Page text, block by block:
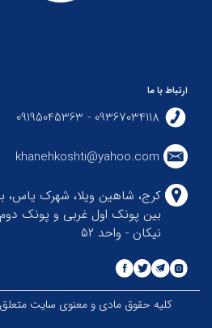
ارتباط با ما
09367034118 - 09195045363
khanehkoshti@yahoo.com
کرج، شاهین ویلا، شهرک یاس،
بین پونک اول غربی و پونک
نیکان - واحد ۵۲
کلیه حقوق مادی و معنوی سایت